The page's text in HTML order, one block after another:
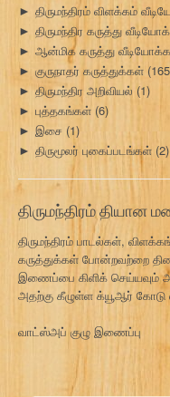
► திருமந்திரம் விளக்கம்
► திருமந்திர கருத்து
► ஆன்மிக கருத்து
► குருநாதர் கருத்துக்கள்
► திருமந்திர அறிவியல் (1)
► புத்தகங்கள் (6)
► இசை (1)
► திருமூலர் புகைப்படங்கள் (2)
திருமந்திரம் தியான
திருமந்திரம் பாடல்கள்,
கருத்துக்கள் போன்றவற்றை
இணைப்பை கிளிக் செய்யவும்
அதற்கு கீழுள்ள க்யூஆர்
வாட்ஸ்அப் குழு இணைப்பு